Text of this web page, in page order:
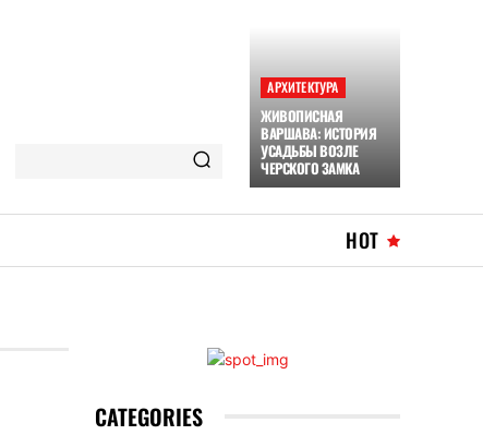
АРХИТЕКТУРА
ЖИВОПИСНАЯ
ВАРШАВА: ИСТОРИЯ
УСАДЬБЫ ВОЗЛЕ
ЧЕРСКОГО ЗАМКА
HOT
CATEGORIES